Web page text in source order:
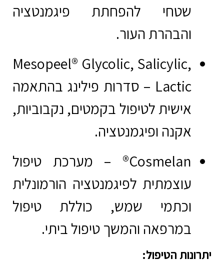
שטחי להפחתת פיגמנטציה
והבהרת העור.
Mesopeel® Glycolic, Salicylic,
Lactic – סדרות פילינג בהתאמה
אישית לטיפול בקמטים, נקבוביות,
אקנה ופיגמנטציה.
Cosmelan®
– מערכת טיפול
עוצמתית לפיגמנטציה הורמונלית
וכתמי שמש, כוללת טיפול
במרפאה והמשך טיפול ביתי.
יתרונות הטיפול: